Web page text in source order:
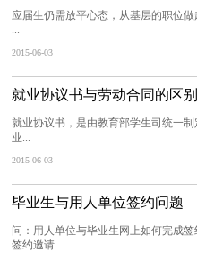
应届生仍需放平心态，从基层的职位
...
2015-06-03
就业协议书与劳动合同的区别
就业协议书，是由教育部学生司统一
业...
2015-06-03
毕业生与用人单位签约问题
问：用人单位与毕业生网上如何完成
签约邀请...